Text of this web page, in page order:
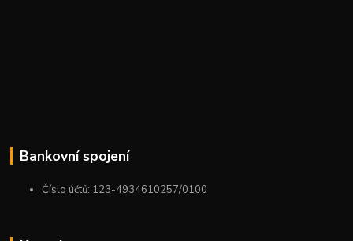
Bankovní spojení
Číslo účtů: 123-4934610257/0100